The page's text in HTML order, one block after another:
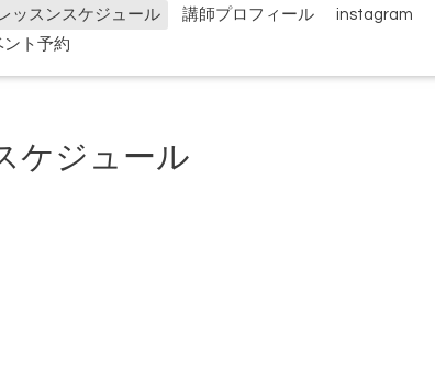
ッスンスケジュール 講師プロフィール instagram
ント予約
ケジュール